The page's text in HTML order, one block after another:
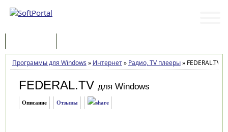
Программы для Windows » Интернет» Радио, TV плееры»FEDERAL.TV
FEDERAL.TV для Windows
Описание Отзывы